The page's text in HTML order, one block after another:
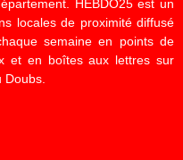
HEBDO25 est un
locales de proximité diffusé
semaine en points de
et en boîtes aux lettres sur